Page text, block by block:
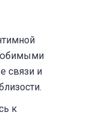
связи и
к